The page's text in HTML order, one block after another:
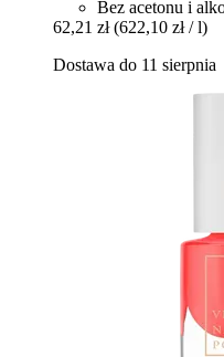
Bez acetonu i
62,21 zł (622,10 zł / l)
Dostawa do 11 sierpnia